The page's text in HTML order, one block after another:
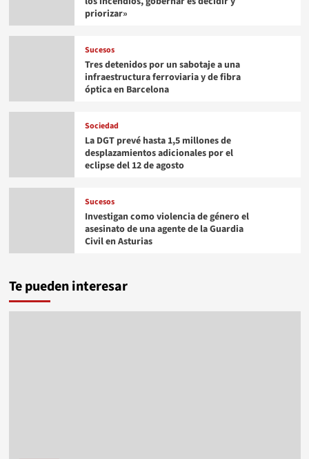
priorizar»
Sucesos
Tres detenidos por un sabotaje a una
infraestructura ferroviaria y de fibra
óptica en Barcelona
Sociedad
La DGT prevé hasta 1,5 millones de
desplazamientos adicionales por el
eclipse del 12 de agosto
Sucesos
Investigan como violencia de género el
asesinato de una agente de la Guardia
Civil en Asturias
Te pueden interesar